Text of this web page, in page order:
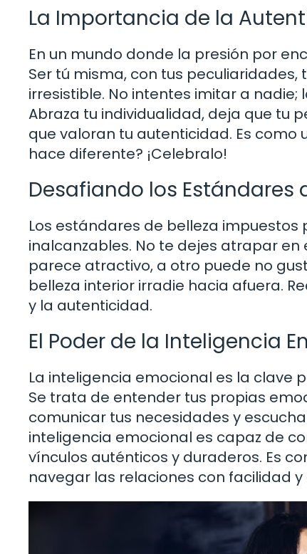
La Importancia de la
En un mundo donde la presión por
Ser tú misma, con tus
irresistible. No intentes imitar a
Abraza tu individualidad, deja que tu
que valoran tu autenticidad. Es como
hace diferente? ¡Celebralo!
Desafiando los Estándares
Los estándares de belleza
inalcanzables. No te dejes atrapar en
parece atractivo, a otro puede no
belleza interior irradie hacia afuera.
y la autenticidad.
El Poder de la Inteligencia
La inteligencia emocional es la clave
Se trata de entender tus propias
comunicar tus necesidades y
inteligencia emocional es capaz de
vínculos auténticos y duraderos. Es
navegar las relaciones con facilidad y